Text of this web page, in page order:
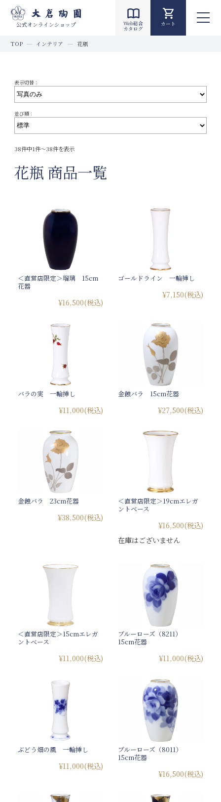
公式オンラインショップ Web総合
カタログ
カート
TOP インテリア 花瓶
表示切替：
並び順：
38件中1件～38件を表示
花瓶 商品一覧
＜直営店限定＞瑠璃 15cm
花器
¥16,500(税込)
ゴールドライン 一輪挿し
¥7,150(税込)
バラの実 一輪挿し
¥11,000(税込)
金蝕バラ 15cm花器
¥27,500(税込)
金蝕バラ 23cm花器
¥38,500(税込)
＜直営店限定＞19cmエレガ
ントベース
¥16,500(税込)
在庫はございません
＜直営店限定＞15cmエレガ
ントベース
¥11,000(税込)
ブルーローズ（8211）
15cm花器
¥11,000(税込)
ぶどう畑の風 一輪挿し
¥11,000(税込)
ブルーローズ（8011）
15cm花器
¥16,500(税込)